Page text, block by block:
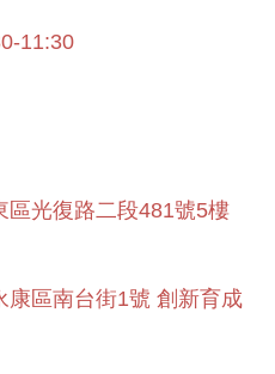
11:30
區光復路二段481號5樓
康區南台街1號 創新育成